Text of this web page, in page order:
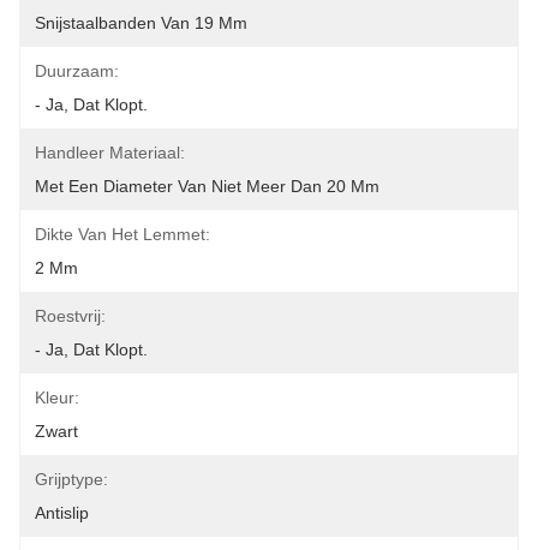
Snijstaalbanden Van 19 Mm
Duurzaam:
- Ja, Dat Klopt.
Handleer Materiaal:
Met Een Diameter Van Niet Meer Dan 20 Mm
Dikte Van Het Lemmet:
2 Mm
Roestvrij:
- Ja, Dat Klopt.
Kleur:
Zwart
Grijptype:
Antislip